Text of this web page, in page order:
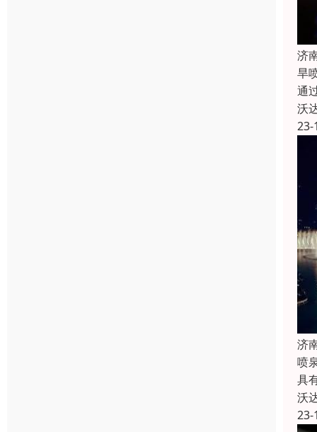
济
旱
通
沃
23-
济
喷
具
沃
23-